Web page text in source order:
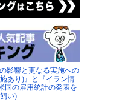
影響と更なる実施への
あり)』と『イラン情
国の雇用統計の発表を
い)